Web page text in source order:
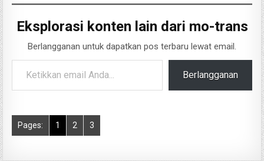
Eksplorasi konten lain dari mo-trans
Berlangganan untuk dapatkan pos terbaru lewat email.
Ketikkan email Anda...
Berlangganan
Pages: 1 2 3